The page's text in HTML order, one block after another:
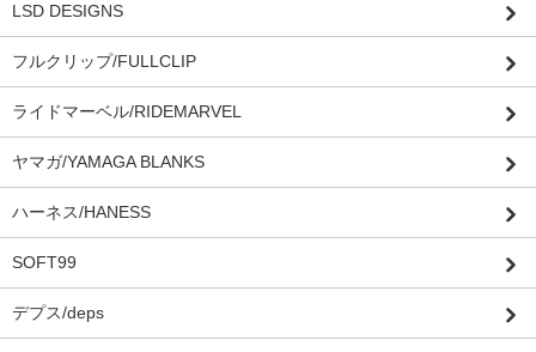
LSD DESIGNS
フルクリップ/FULLCLIP
ライドマーベル/RIDEMARVEL
ヤマガ/YAMAGA BLANKS
ハーネス/HANESS
SOFT99
デプス/deps